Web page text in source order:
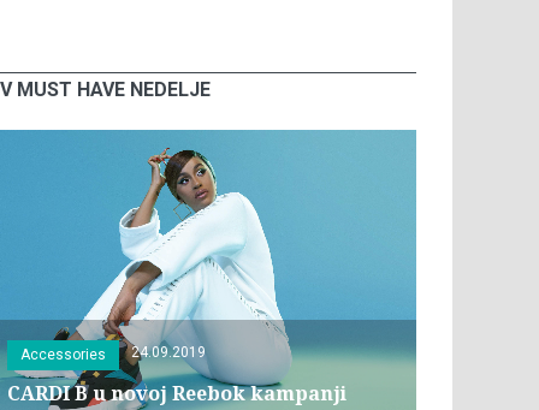
MUST HAVE NEDELJE
Accessories 24.09.2019
CARDI B u novoj Reebok kampanji